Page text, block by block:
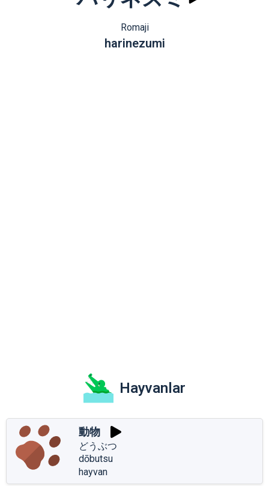
Romaji
harinezumi
Hayvanlar
動物
どうぶつ
dōbutsu
hayvan